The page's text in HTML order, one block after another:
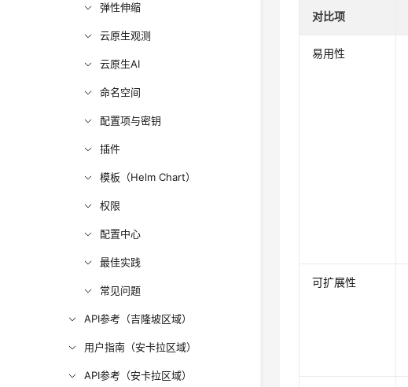
弹性伸缩
云原生观测
云原生AI
命名空间
配置项与密钥
插件
模板（Helm Chart）
权限
配置中心
最佳实践
常见问题
API参考（吉隆坡区域）
用户指南（安卡拉区域）
API参考（安卡拉区域）
对比项
易用性
可扩展性